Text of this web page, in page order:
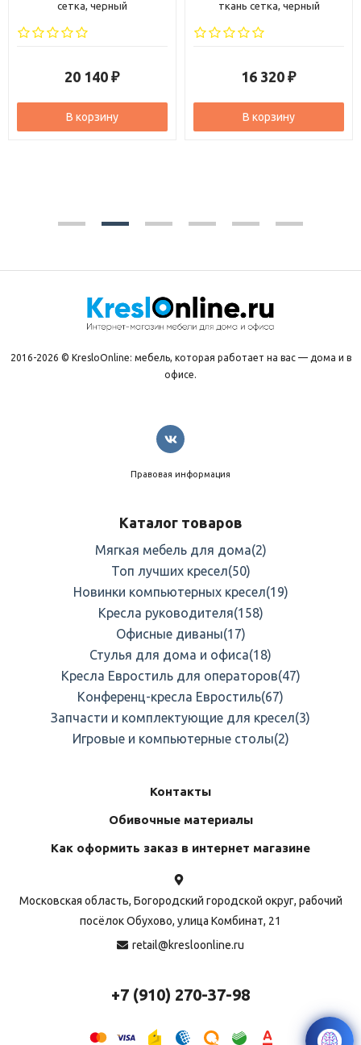
сетка, черный
20 140 ₽
В корзину
ткань сетка, черный
16 320 ₽
В корзину
2016-2026 © KresloOnline: мебель, которая работает на вас — дома и в
офисе.
Правовая информация
Каталог товаров
Мягкая мебель для дома(2)
Топ лучших кресел(50)
Новинки компьютерных кресел(19)
Кресла руководителя(158)
Офисные диваны(17)
Стулья для дома и офиса(18)
Кресла Евростиль для операторов(47)
Конференц-кресла Евростиль(67)
Запчасти и комплектующие для кресел(3)
Игровые и компьютерные столы(2)
Контакты
Обивочные материалы
Как оформить заказ в интернет магазине
Московская область, Богородский городской округ, рабочий
посёлок Обухово, улица Комбинат, 21
retail@kresloonline.ru
+7 (910) 270-37-98